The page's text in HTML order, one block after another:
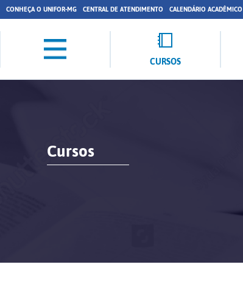
CONHEÇA O UNIFOR-MG CENTRAL DE ATENDIMENTO CALENDÁRIO ACADÊMICO
CURSOS
Cursos